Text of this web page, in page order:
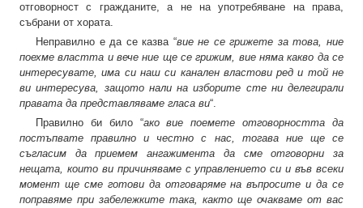
отговорност с гражданите, а не на употребяване на права,
събрани от хората.
Неправилно е да се казва “вие не се грижете за това, ние
поехме властта и вече ние ще се грижим, вие няма какво да се
интересувате, има си наш си канален властови ред и той не
ви интересува, защото нали на изборите сте ни делегирали
правата да представляваме гласа ви“.
Правилно би било “ако вие поемете отговорността да
постъпвате правилно и честно с нас, тогава ние ще се
съгласим да приемем ангажимента да сме отговорни за
нещата, които ви причиняваме с управлението си и във всеки
момент ще сме готови да отговаряме на въпросите и да се
поправяме при забележките така, както ще очакваме от вас